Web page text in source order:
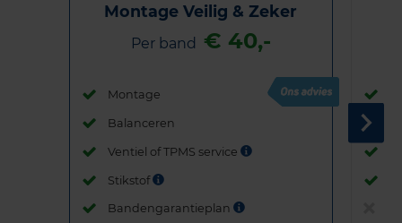
Montage Veilig & Zeker
Per band € 40,-
Montage
Balanceren
Ventiel of TPMS service
Stikstof
Bandengarantieplan